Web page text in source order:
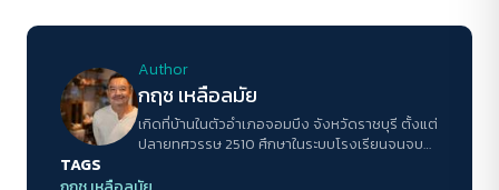
Author
กฤช เหลือลมัย
เกิดที่บ้านในตัวอำเภอจอมบึง จังหวัดราชบุรี ตั้งแต่
ปลายทศวรรษ 2510 ศึกษาในระบบโรงเรียนจนจบ
ประจำกองบรรณาธิการวารสารเมืองโบราณจนถึง
TAGS